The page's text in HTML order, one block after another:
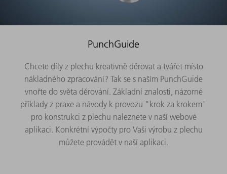
PunchGuide
Chcete díly z plechu kreativně děrovat a tvářet místo
nákladného zpracování? Tak se s naším PunchGuide
vnořte do světa děrování. Základní znalosti, názorné
příklady z praxe a návody k provozu "krok za krokem"
pro konstrukci z plechu naleznete v naší webové
aplikaci. Konkrétní výpočty pro Vaši výrobu z plechu
můžete provádět v naší aplikaci.